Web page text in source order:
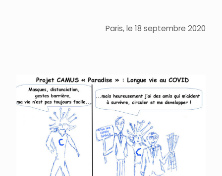
Paris, le 18 septembre 2020